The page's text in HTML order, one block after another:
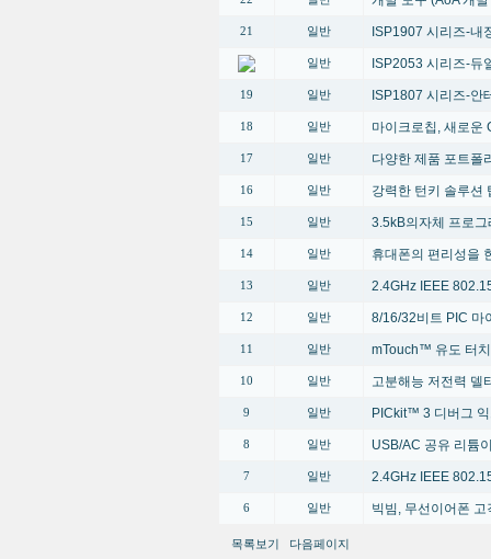
21 일반 ISP1907 시리즈-내
일반 ISP2053 시리즈-듀
19 일반 ISP1807 시리즈-안
18 일반 마이크로칩, 새로운
17 일반 다양한 제품 포트폴
16 일반 강력한 턴키 솔루션
15 일반 3.5kB의자체 프로
14 일반 휴대폰의 편리성을
13 일반 2.4GHz IEEE
12 일반 8/16/32비트 PIC 마
11 일반 mTouch™ 유도 터
10 일반 고분해능 저전력 델
9 일반 PICkit™ 3 디버그
8 일반 USB/AC 공유 리튬
7 일반 2.4GHz IEEE
6 일반 빅빔, 무선이어폰 고
목록보기 다음페이지